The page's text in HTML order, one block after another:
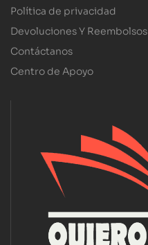
Política de privacidad
Devoluciones Y Reembolsos
Contáctanos
Centro de Apoyo